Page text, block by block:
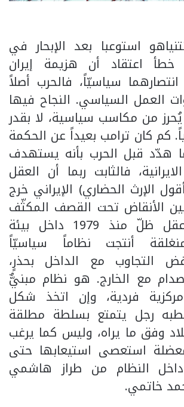
استوعبا بعد الإبحار في
خطأ اعتقاد أن هزيمة إيران
سياسيّاً، فالحرب أصلاً
العمل السياسي. النجاح فيها
من مكاسب سياسية، لا بقدر
كم كان ترامب بعيداً عن الحكمة
هدّد قبل الحرب بأنه يستهدف
فالثابت ربما أن العقل
الإرث الحضاري) الإيراني خرج
الأنقاض تحت القصف المكثّف
العنيف. هو عقل ظلّ منذ 1979 داخل بيئة
أنتجت نظاماً سياسيّاً
التجاوب مع الداخل بحذرٍ،
مع الخارج. هو نظام مبنيٌّ
فردية، وإن اتخذ شكل
رجل يتمتع بسلطة مطلقة
وفق ما يراه، وليس كما يرغب
استعصى استيعابها حتى
النظام من طراز هاشمي
خاتمي.